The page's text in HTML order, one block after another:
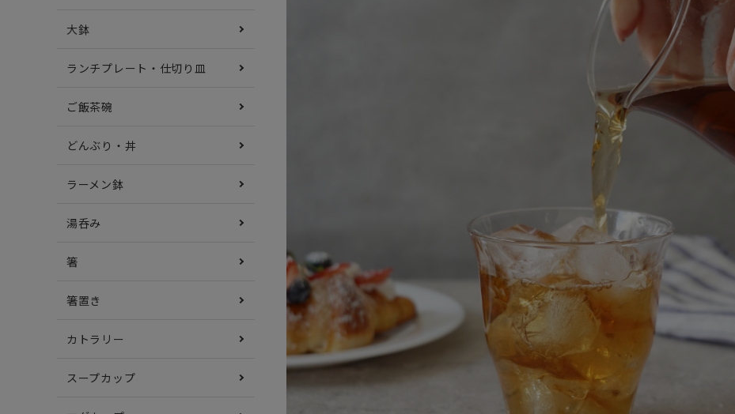
大鉢
ランチプレート・仕切り皿
ご飯茶碗
どんぶり・丼
ラーメン鉢
湯呑み
箸
箸置き
カトラリー
スープカップ